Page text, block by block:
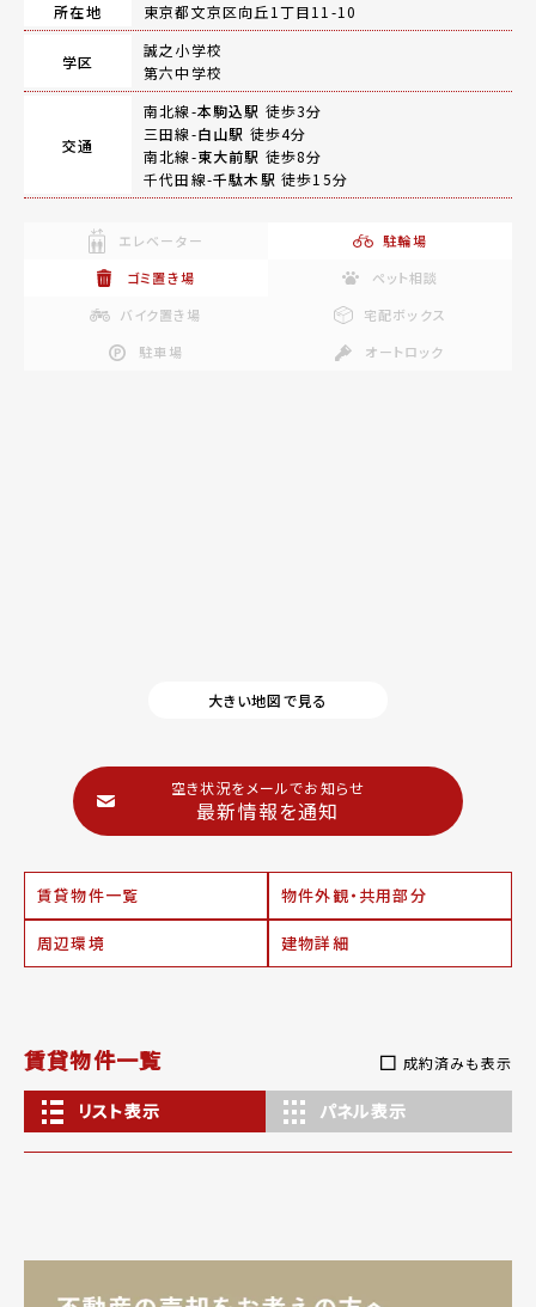
所在地
東京都文京区向丘1丁目11-10
学区
誠之小学校
第六中学校
交通
南北線-本駒込駅 徒歩3分
三田線-白山駅 徒歩4分
南北線-東大前駅 徒歩8分
千代田線-千駄木駅 徒歩15分
エレベーター
駐輪場
ゴミ置き場
ペット相談
バイク置き場
宅配ボックス
駐車場
オートロック
大きい地図で見る
空き状況をメールでお知らせ
最新情報を通知
賃貸物件一覧 物件外観・共用部分
周辺環境 建物詳細
賃貸物件一覧 成約済みも表示
リスト表示 パネル表示